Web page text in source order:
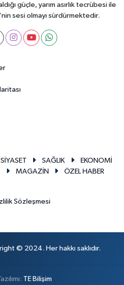
güçle, yarım asırlık tecrübesi ile
sesi olmayı sürdürmektedir.
SİYASET SAĞLIK
EKONOMİ
MAGAZİN
ÖZEL HABER
Sözleşmesi
© 2024. Her hakkı saklıdır.
TE Bilişim